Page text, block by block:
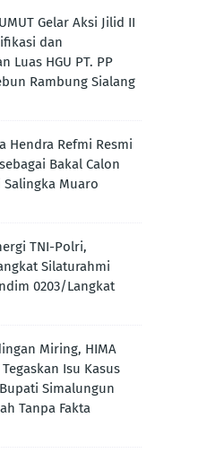
Gelar Aksi Jilid II
dan
Luas HGU PT. PP
Rambung Sialang
Hendra Refmi Resmi
Bakal Calon
Salingka Muaro
TNI-Polri,
Silaturahmi
0203/Langkat
Miring, HIMA
Tegaskan Isu Kasus
Simalungun
Tanpa Fakta